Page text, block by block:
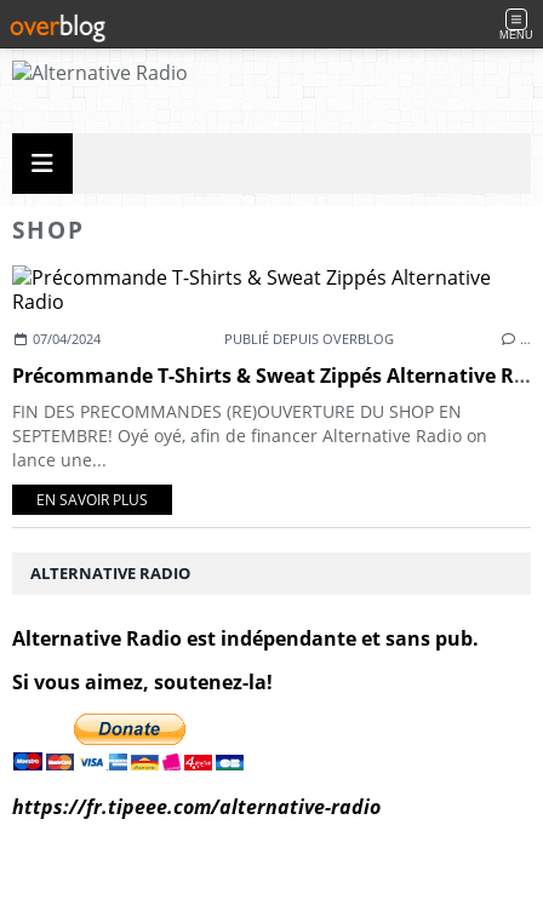
MENU
SHOP
07/04/2024 PUBLIÉ DEPUIS OVERBLOG …
Précommande T-Shirts & Sweat Zippés Alternative Radio
FIN DES PRECOMMANDES (RE)OUVERTURE DU SHOP EN
SEPTEMBRE! Oyé oyé, afin de financer Alternative Radio on
lance une...
EN SAVOIR PLUS
ALTERNATIVE RADIO
Alternative Radio est indépendante et sans pub.
Si vous aimez, soutenez-la!
https://fr.tipeee.com/alternative-radio